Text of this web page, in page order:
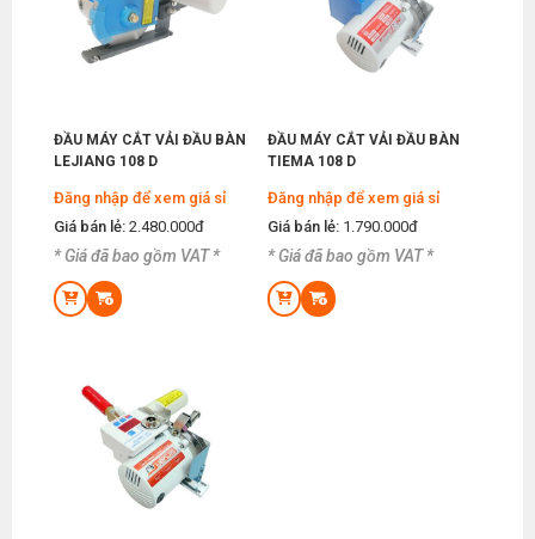
ĐẦU MÁY CẮT VẢI ĐẦU BÀN
LEJIANG 108 D
Đăng nhập để xem giá sỉ
Giá bán lẻ: 2.480.000đ
* Giá đã bao gồm VAT *
ĐẦU MÁY CẮT VẢI ĐẦU BÀN
TIEMA 108 D
Đăng nhập để xem giá sỉ
Giá bán lẻ: 1.790.000đ
* Giá đã bao gồm VAT *